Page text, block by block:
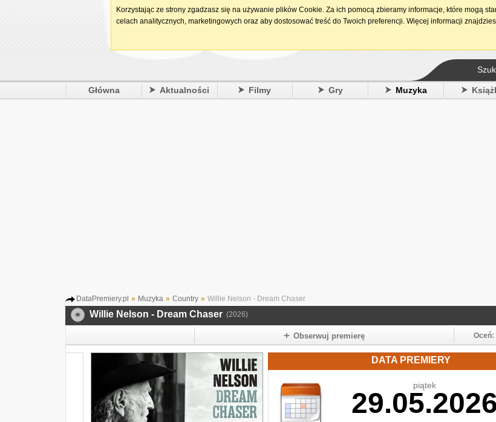
15. urodziny
Główna Aktualności Filmy Gry Muzyka
DataPremiery.pl » Muzyka » Country » Willie Nelson - Dream Chaser
Willie Nelson - Dream Chaser (2026)
Obserwuj premierę Oceń:
DATA PREMIERY
piątek
29.05.2026
Korzystając ze strony zgadzasz się na używanie plików Cookie. Za ich pomocą zbieramy informacje, które mogą
celach analitycznych, marketingowych oraz aby dostosować treść do Twoich preferencji. Więcej informacji